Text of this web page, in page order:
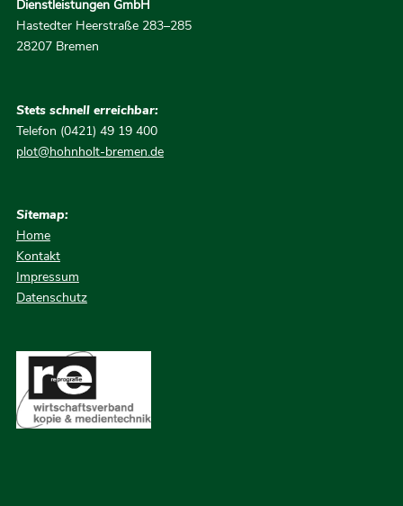
Dienstleistungen GmbH
Hastedter Heerstraße 283–285
28207 Bremen
Stets schnell erreichbar:
Telefon (0421) 49 19 400
plot@hohnholt-bremen.de
Sitemap:
Home
Kontakt
Impressum
Datenschutz